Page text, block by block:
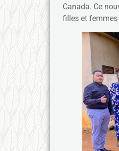
Canada. Ce
filles et femmes